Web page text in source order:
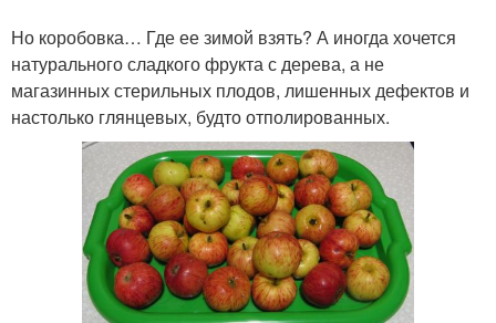
Но коробовка… Где ее зимой взять? А иногда хочется
натурального сладкого фрукта с дерева, а не
магазинных стерильных плодов, лишенных дефектов и
настолько глянцевых, будто отполированных.